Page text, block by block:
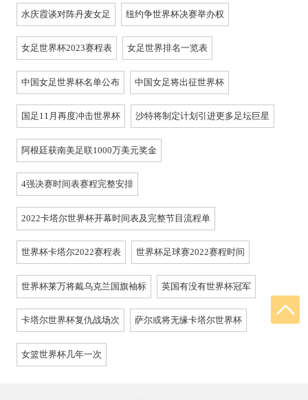
水庆霞谈对阵丹麦女足 纽约争世界杯决赛举办权
女足世界杯2023赛程表 女足世界排名一览表
中国女足世界杯名单公布 中国女足将出征世界杯
国足11月再度冲击世界杯 沙特将制定计划引进更多足坛巨星
阿根廷获南美足联1000万美元奖金
4强决赛时间表赛程完整安排
2022卡塔尔世界杯开幕时间表及完整节目流程单
世界杯卡塔尔2022赛程表 世界杯足球赛2022赛程时间
世界杯莱万将戴乌克兰国旗袖标 英国有没有世界杯冠军
卡塔尔世界杯复仇战场次 萨尔或将无缘卡塔尔世界杯
女篮世界杯几年一次